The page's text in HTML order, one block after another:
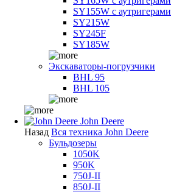
SY155W с аутригерами
SY215W
SY245F
SY185W
Экскаваторы-погрузчики
BHL 95
BHL 105
John Deere
Назад Вся техника John Deere
Бульдозеры
1050K
950K
750J-II
850J-II